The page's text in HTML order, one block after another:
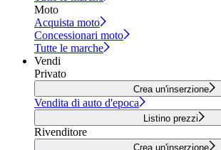
Moto
Acquista moto
Concessionari moto
Tutte le marche
Vendi
Privato
Crea un'inserzione
Vendita di auto d'epoca
Listino prezzi
Rivenditore
Crea un'inserzione